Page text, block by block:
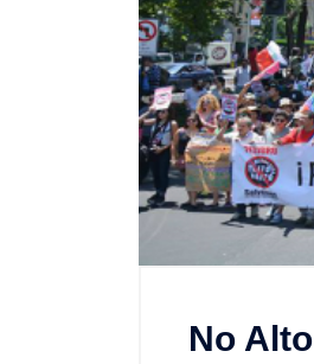
No